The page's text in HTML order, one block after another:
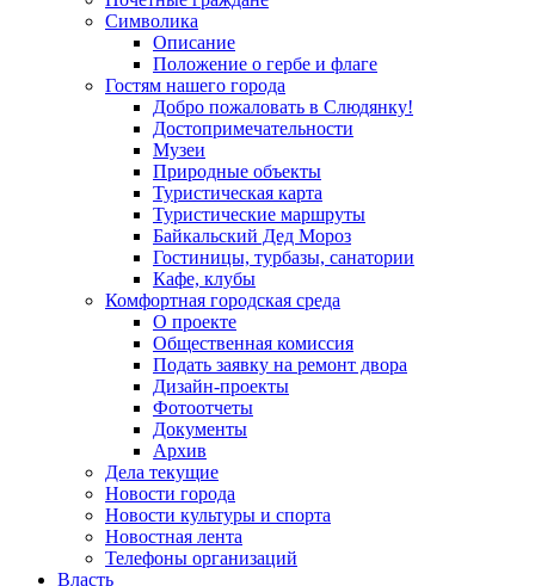
Символика
Описание
Положение о гербе и флаге
Гостям нашего города
Добро пожаловать в Слюдянку!
Достопримечательности
Музеи
Природные объекты
Туристическая карта
Туристические маршруты
Байкальский Дед Мороз
Гостиницы, турбазы, санатории
Кафе, клубы
Комфортная городская среда
О проекте
Общественная комиссия
Подать заявку на ремонт двора
Дизайн-проекты
Фотоотчеты
Документы
Архив
Дела текущие
Новости города
Новости культуры и спорта
Новостная лента
Телефоны организаций
Власть